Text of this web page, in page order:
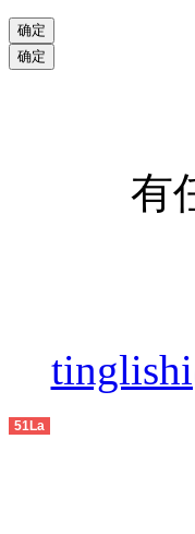
有
51La